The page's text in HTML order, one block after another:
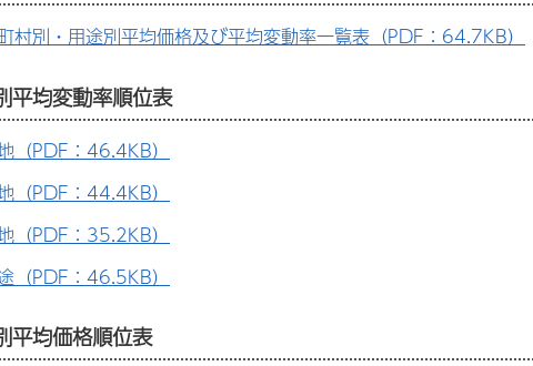
村別・用途別平均価格及び平均変動率一覧表（PDF：64.7KB）
平均変動率順位表
（PDF：46.4KB）
（PDF：44.4KB）
（PDF：35.2KB）
（PDF：46.5KB）
平均価格順位表